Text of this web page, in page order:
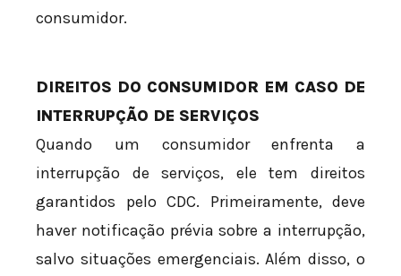
consumidor.
DIREITOS DO CONSUMIDOR EM CASO DE
INTERRUPÇÃO DE SERVIÇOS
Quando um consumidor enfrenta a
interrupção de serviços, ele tem direitos
garantidos pelo CDC. Primeiramente, deve
haver notificação prévia sobre a interrupção,
salvo situações emergenciais. Além disso, o